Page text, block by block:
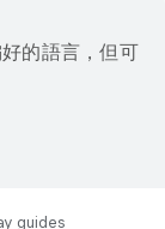
的語言，但可
guides